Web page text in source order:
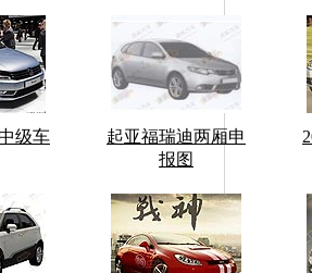
级车
起亚福瑞迪两厢申
报图